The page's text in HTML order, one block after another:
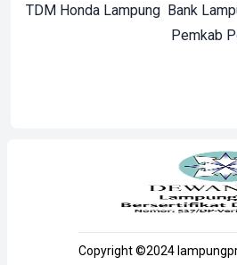
TDM Honda Lampung Bank
Pemkab
Copyright ©2024